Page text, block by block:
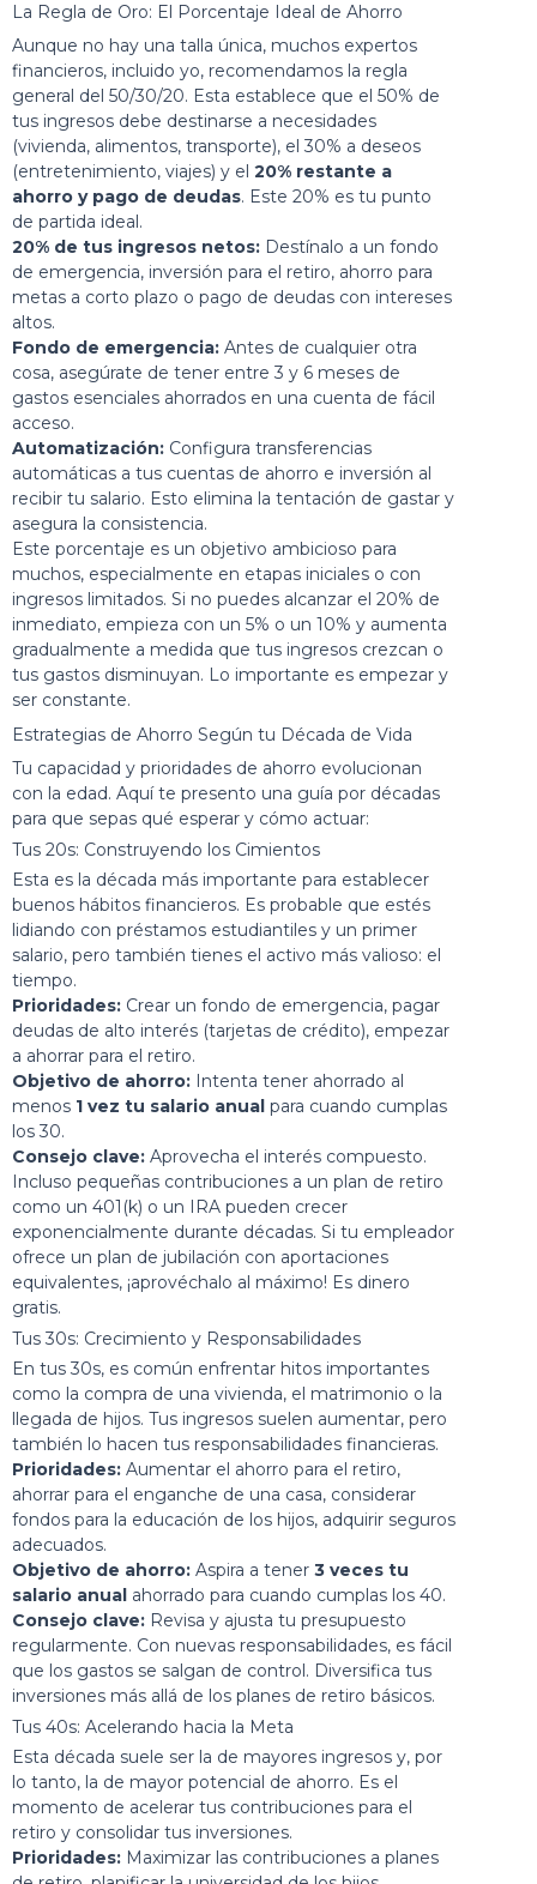
La Regla de Oro: El Porcentaje Ideal de Ahorro
Aunque no hay una talla única, muchos expertos
financieros, incluido yo, recomendamos la regla
general del 50/30/20. Esta establece que el 50% de
tus ingresos debe destinarse a necesidades
(vivienda, alimentos, transporte), el 30% a deseos
(entretenimiento, viajes) y el 20% restante a
ahorro y pago de deudas. Este 20% es tu punto
de partida ideal.
20% de tus ingresos netos: Destínalo a un fondo
de emergencia, inversión para el retiro, ahorro para
metas a corto plazo o pago de deudas con intereses
altos.
Fondo de emergencia: Antes de cualquier otra
cosa, asegúrate de tener entre 3 y 6 meses de
gastos esenciales ahorrados en una cuenta de fácil
acceso.
Automatización: Configura transferencias
automáticas a tus cuentas de ahorro e inversión al
recibir tu salario. Esto elimina la tentación de gastar y
asegura la consistencia.
Este porcentaje es un objetivo ambicioso para
muchos, especialmente en etapas iniciales o con
ingresos limitados. Si no puedes alcanzar el 20% de
inmediato, empieza con un 5% o un 10% y aumenta
gradualmente a medida que tus ingresos crezcan o
tus gastos disminuyan. Lo importante es empezar y
ser constante.
Estrategias de Ahorro Según tu Década de Vida
Tu capacidad y prioridades de ahorro evolucionan
con la edad. Aquí te presento una guía por décadas
para que sepas qué esperar y cómo actuar:
Tus 20s: Construyendo los Cimientos
Esta es la década más importante para establecer
buenos hábitos financieros. Es probable que estés
lidiando con préstamos estudiantiles y un primer
salario, pero también tienes el activo más valioso: el
tiempo.
Prioridades: Crear un fondo de emergencia, pagar
deudas de alto interés (tarjetas de crédito), empezar
a ahorrar para el retiro.
Objetivo de ahorro: Intenta tener ahorrado al
menos 1 vez tu salario anual para cuando cumplas
los 30.
Consejo clave: Aprovecha el interés compuesto.
Incluso pequeñas contribuciones a un plan de retiro
como un 401(k) o un IRA pueden crecer
exponencialmente durante décadas. Si tu empleador
ofrece un plan de jubilación con aportaciones
equivalentes, ¡aprovéchalo al máximo! Es dinero
gratis.
Tus 30s: Crecimiento y Responsabilidades
En tus 30s, es común enfrentar hitos importantes
como la compra de una vivienda, el matrimonio o la
llegada de hijos. Tus ingresos suelen aumentar, pero
también lo hacen tus responsabilidades financieras.
Prioridades: Aumentar el ahorro para el retiro,
ahorrar para el enganche de una casa, considerar
fondos para la educación de los hijos, adquirir seguros
adecuados.
Objetivo de ahorro: Aspira a tener 3 veces tu
salario anual ahorrado para cuando cumplas los 40.
Consejo clave: Revisa y ajusta tu presupuesto
regularmente. Con nuevas responsabilidades, es fácil
que los gastos se salgan de control. Diversifica tus
inversiones más allá de los planes de retiro básicos.
Tus 40s: Acelerando hacia la Meta
Esta década suele ser la de mayores ingresos y, por
lo tanto, la de mayor potencial de ahorro. Es el
momento de acelerar tus contribuciones para el
retiro y consolidar tus inversiones.
Prioridades: Maximizar las contribuciones a planes